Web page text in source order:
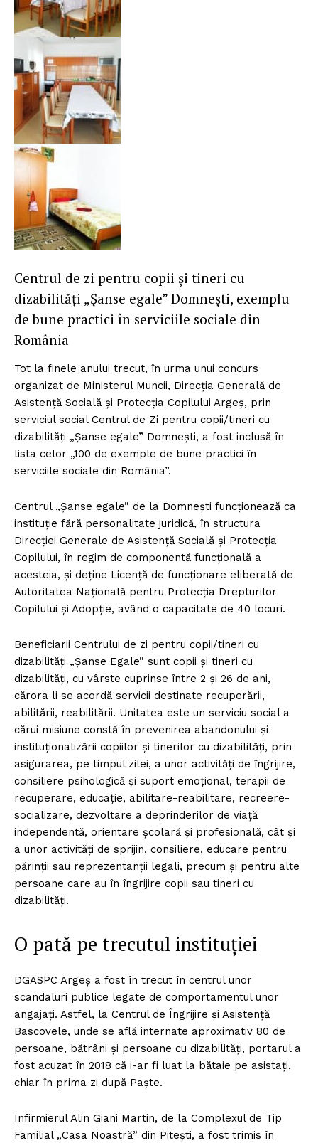
Centrul de zi pentru copii și tineri cu
dizabilități „Șanse egale” Domnești, exemplu
de bune practici în serviciile sociale din
România
Tot la finele anului trecut, în urma unui concurs
organizat de Ministerul Muncii, Direcția Generală de
Asistență Socială și Protecția Copilului Argeș, prin
serviciul social Centrul de Zi pentru copii/tineri cu
dizabilități „Șanse egale” Domnești, a fost inclusă în
lista celor „100 de exemple de bune practici în
serviciile sociale din România”.
Centrul „Șanse egale” de la Domnești funcționează ca
instituție fără personalitate juridică, în structura
Direcției Generale de Asistență Socială și Protecția
Copilului, în regim de componentă funcțională a
acesteia, și deține Licență de funcționare eliberată de
Autoritatea Națională pentru Protecția Drepturilor
Copilului și Adopție, având o capacitate de 40 locuri.
Beneficiarii Centrului de zi pentru copii/tineri cu
dizabilități „Șanse Egale” sunt copii și tineri cu
dizabilități, cu vârste cuprinse între 2 și 26 de ani,
cărora li se acordă servicii destinate recuperării,
abilitării, reabilitării. Unitatea este un serviciu social a
cărui misiune constă în prevenirea abandonului și
instituționalizării copiilor și tinerilor cu dizabilități, prin
asigurarea, pe timpul zilei, a unor activități de îngrijire,
consiliere psihologică și suport emoțional, terapii de
recuperare, educație, abilitare-reabilitare, recreere-
socializare, dezvoltare a deprinderilor de viață
independentă, orientare școlară și profesională, cât și
a unor activități de sprijin, consiliere, educare pentru
părinții sau reprezentanții legali, precum și pentru alte
persoane care au în îngrijire copii sau tineri cu
dizabilități.
O pată pe trecutul instituției
DGASPC Argeș a fost în trecut în centrul unor
scandaluri publice legate de comportamentul unor
angajați. Astfel, la Centrul de Îngrijire și Asistență
Bascovele, unde se află internate aproximativ 80 de
persoane, bătrâni și persoane cu dizabilități, portarul a
fost acuzat în 2018 că i-ar fi luat la bătaie pe asistați,
chiar în prima zi după Paște.
Infirmierul Alin Giani Martin, de la Complexul de Tip
Familial „Casa Noastră” din Pitești, a fost trimis în